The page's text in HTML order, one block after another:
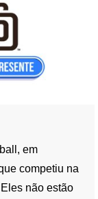
em
competiu na
não estão